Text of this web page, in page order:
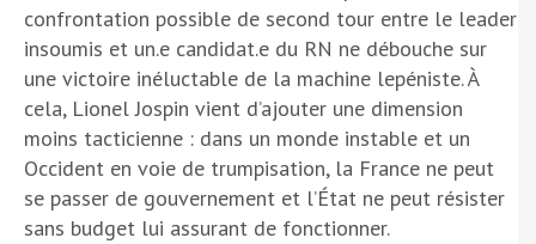
confrontation possible de second tour entre le leader
insoumis et un.e candidat.e du RN ne débouche sur
une victoire inéluctable de la machine lepéniste. À
cela, Lionel Jospin vient d’ajouter une dimension
moins tacticienne : dans un monde instable et un
Occident en voie de trumpisation, la France ne peut
se passer de gouvernement et l’État ne peut résister
sans budget lui assurant de fonctionner.